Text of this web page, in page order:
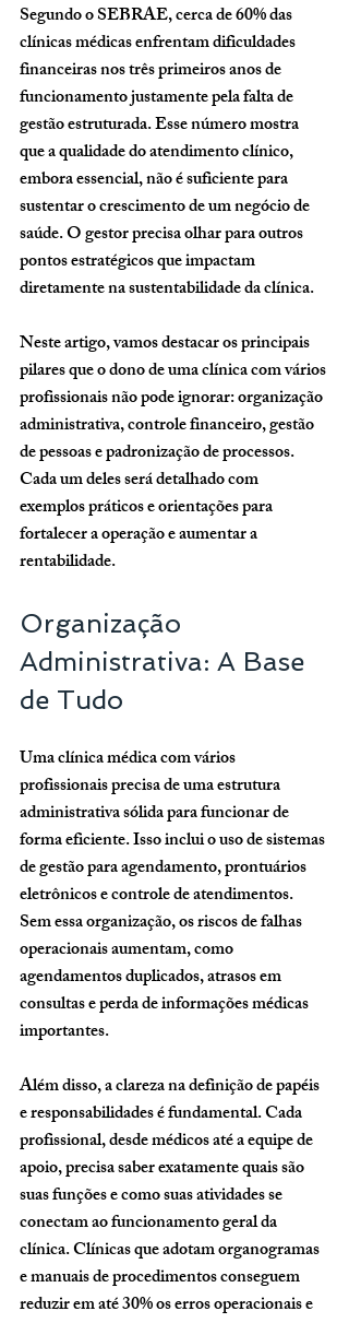
Segundo o SEBRAE, cerca de 60% das
clínicas médicas enfrentam dificuldades
financeiras nos três primeiros anos de
funcionamento justamente pela falta de
gestão estruturada. Esse número mostra
que a qualidade do atendimento clínico,
embora essencial, não é suficiente para
sustentar o crescimento de um negócio de
saúde. O gestor precisa olhar para outros
pontos estratégicos que impactam
diretamente na sustentabilidade da clínica.
Neste artigo, vamos destacar os principais
pilares que o dono de uma clínica com vários
profissionais não pode ignorar: organização
administrativa, controle financeiro, gestão
de pessoas e padronização de processos.
Cada um deles será detalhado com
exemplos práticos e orientações para
fortalecer a operação e aumentar a
rentabilidade.
Organização
Administrativa: A Base
de Tudo
Uma clínica médica com vários
profissionais precisa de uma estrutura
administrativa sólida para funcionar de
forma eficiente. Isso inclui o uso de sistemas
de gestão para agendamento, prontuários
eletrônicos e controle de atendimentos.
Sem essa organização, os riscos de falhas
operacionais aumentam, como
agendamentos duplicados, atrasos em
consultas e perda de informações médicas
importantes.
Além disso, a clareza na definição de papéis
e responsabilidades é fundamental. Cada
profissional, desde médicos até a equipe de
apoio, precisa saber exatamente quais são
suas funções e como suas atividades se
conectam ao funcionamento geral da
clínica. Clínicas que adotam organogramas
e manuais de procedimentos conseguem
reduzir em até 30% os erros operacionais e